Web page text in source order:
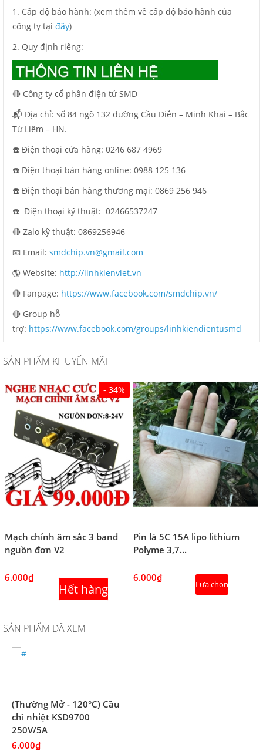
1. Cấp độ bảo hành: (xem thêm về cấp độ bảo hành của
công ty tại đây)
2. Quy định riêng:
🔴 Công ty cổ phần điện tử SMD
📬 Địa chỉ: số 84 ngõ 132 đường Cầu Diễn – Minh Khai – Bắc
Từ Liêm – HN.
☎️ Điện thoại cửa hàng: 0246 687 4969
☎️ Điện thoại bán hàng online: 0988 125 136
☎️ Điện thoại bán hàng thương mại: 0869 256 946
☎️ Điện thoại kỹ thuật: 02466537247
🔴 Zalo kỹ thuật: 0869256946
📧 Email: smdchip.vn@gmail.com
🌎 Website: http://linhkienviet.vn
🔴 Fanpage: https://www.facebook.com/smdchip.vn/
🔴 Group hỗ
trợ: https://www.facebook.com/groups/linhkiendientusmd
SẢN PHẨM KHUYẾN MÃI
- 34%
Mạch chỉnh âm sắc 3 band
nguồn đơn V2
6.000₫
Hết hàng
Pin lá 5C 15A lipo lithium
Polyme 3,7...
6.000₫
Lựa chọn
SẢN PHẨM ĐÃ XEM
(Thường Mở - 120°C) Cầu
chì nhiệt KSD9700
250V/5A
6.000₫